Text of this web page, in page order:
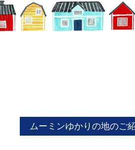
ムーミンゆかりの地のご